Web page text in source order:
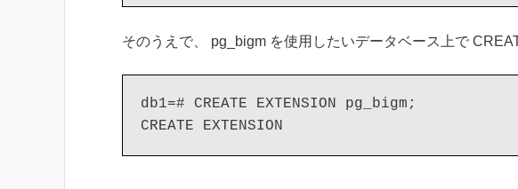
そのうえで、 pg_bigm を使用したいデータベース上で
db1=# CREATE EXTENSION pg_bigm;
CREATE EXTENSION